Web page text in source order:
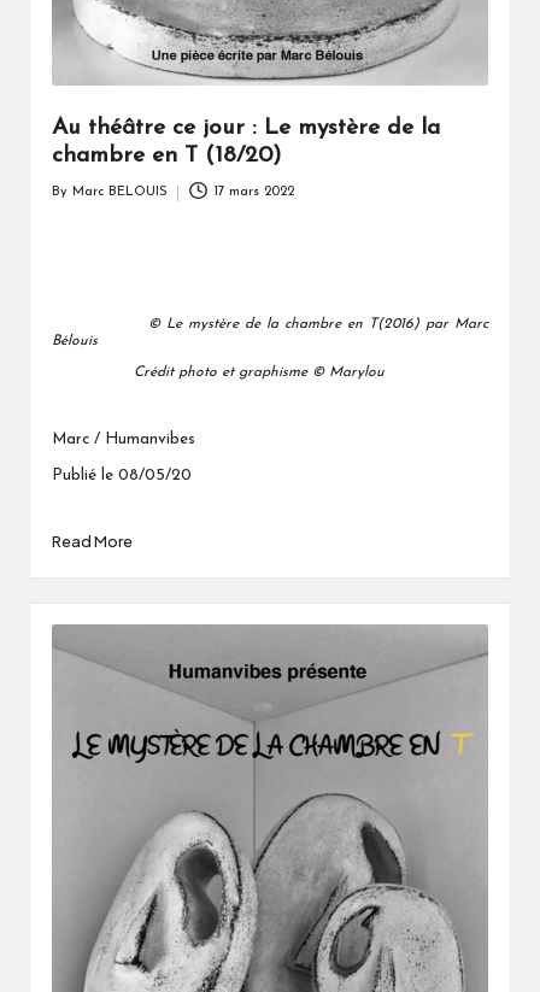
Au théâtre ce jour : Le mystère de la
chambre en T (18/20)
By Marc BELOUIS 17 mars 2022
© Le mystère de la chambre en T(2016) par Marc
Bélouis
Crédit photo et graphisme © Marylou
Marc / Humanvibes
Publié le 08/05/20
Read More